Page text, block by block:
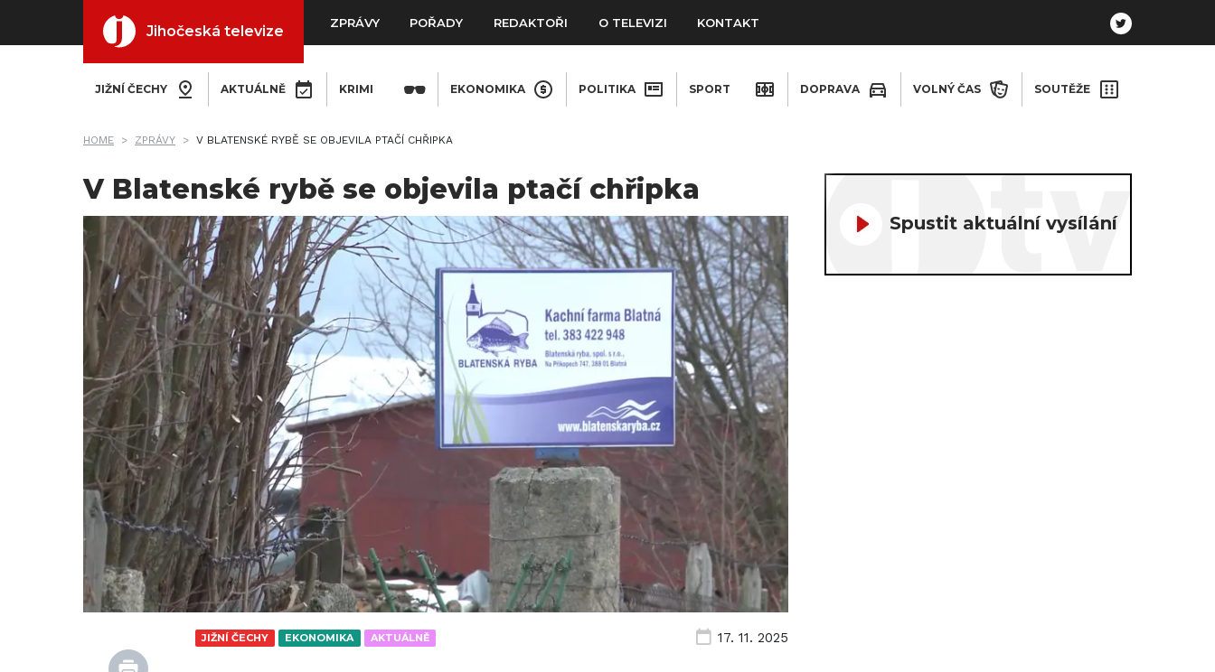
Jihočeská televize
ZPRÁVY POŘADY REDAKTOŘI O TELEVIZI KONTAKT
JIŽNÍ ČECHY AKTUÁLNĚ KRIMI EKONOMIKA POLITIKA SPORT DOPRAVA VOLNÝ ČAS SOUTĚŽE
HOME ZPRÁVY V BLATENSKÉ RYBĚ SE OBJEVILA PTAČÍ CHŘIPKA
V Blatenské rybě se objevila ptačí chřipka
JIŽNÍ ČECHY EKONOMIKA AKTUÁLNĚ 17. 11. 2025
Spustit aktuální vysílání